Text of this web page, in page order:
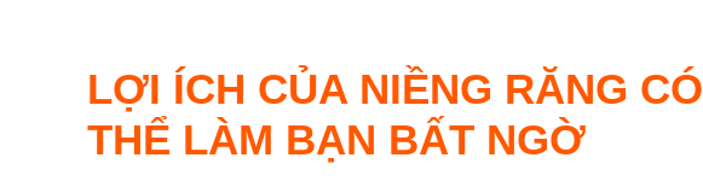
LỢI ÍCH CỦA NIỀNG RĂNG CÓ
THỂ LÀM BẠN BẤT NGỜ